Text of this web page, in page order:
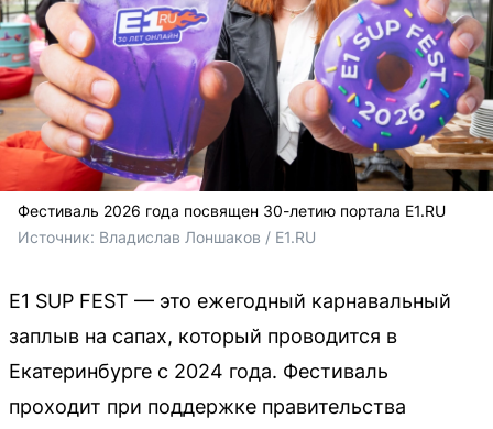
Фестиваль 2026 года посвящен 30-летию портала E1.RU
Источник: Владислав Лоншаков / E1.RU
E1 SUP FEST — это ежегодный карнавальный
заплыв на сапах, который проводится в
Екатеринбурге с 2024 года. Фестиваль
проходит при поддержке правительства